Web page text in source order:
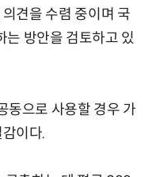
견을 수렴 중이며 국
는 방안을 검토하고 있
동으로 사용할 경우 가
이다.